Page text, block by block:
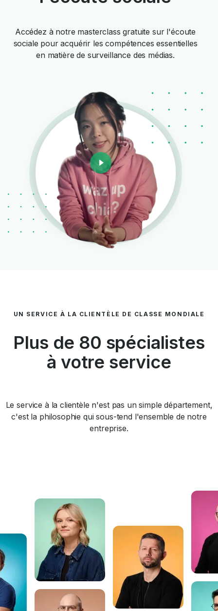
Accédez à notre masterclass gratuite sur l'écoute
sociale pour acquérir les compétences essentielles
en matière de surveillance des médias.
UN SERVICE À LA CLIENTÈLE DE CLASSE MONDIALE
Plus de 80 spécialistes
à votre service
Le service à la clientèle n'est pas un simple département,
c'est la philosophie qui sous-tend l'ensemble de notre
entreprise.